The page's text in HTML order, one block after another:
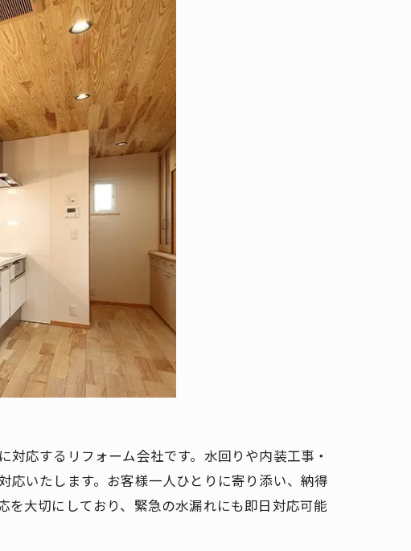
応するリフォーム会社です。水回りや内装工事・
いたします。お客様一人ひとりに寄り添い、納得
大切にしており、緊急の水漏れにも即日対応可能